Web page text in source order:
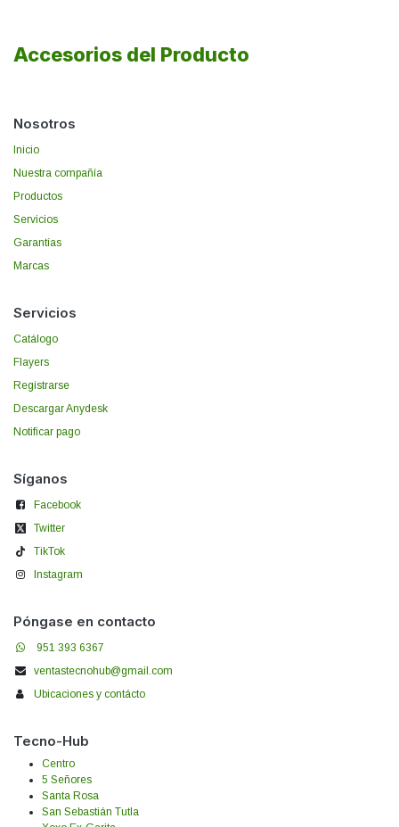
Accesorios del Producto
Nosotros
Inicio
Nuestra compañía
Productos
Servicios
Garantías
Marcas
Servicios
Catálogo
Flayers
Registrarse
Descargar Anydesk
Notificar pago
Síganos
Facebook
Twitter
TikTok
Instagram
Póngase en contacto
951 393 6367
ventastecnohub@gmail.com
Ubicaciones y contácto
Tecno-Hub
Centro
5 Señores
Santa Rosa
San Sebastián Tutla